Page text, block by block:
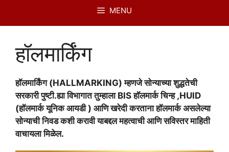
MENU
हॉलमार्किंग
हॉलमार्किंग (HALLMARKING) म्हणजे सोन्याच्या शुद्धतेची
सरकारी पुष्टी.ह्या विभागात तुम्हाला BIS हॉलमार्क चिन्ह ,HUID
(हॉलमार्क यूनिक आयडी ) आणि खरेदी करताना हॉलमार्क असलेल्या
सोन्याची निवड कशी करावी याबद्दल महत्वाची आणि सविस्तर माहिती
वाचायला मिळेल.